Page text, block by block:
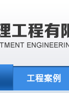
工程案例